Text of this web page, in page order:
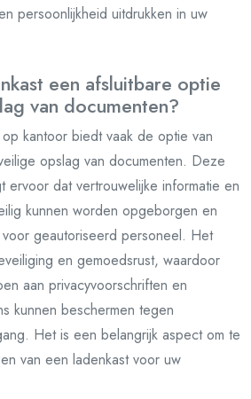
persoonlijkheid uitdrukken in uw
een afsluitbare optie
van documenten?
kantoor biedt vaak de optie van
opslag van documenten. Deze
ervoor dat vertrouwelijke informatie en
kunnen worden opgeborgen en
geautoriseerd personeel. Het
en gemoedsrust, waardoor
aan privacyvoorschriften en
kunnen beschermen tegen
Het is een belangrijk aspect om te
van een ladenkast voor uw